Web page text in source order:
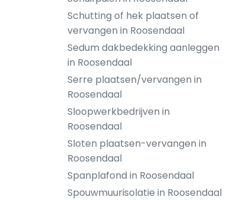
Schutting of hek plaatsen of
vervangen in Roosendaal
Sedum dakbedekking aanleggen
in Roosendaal
Serre plaatsen/vervangen in
Roosendaal
Sloopwerkbedrijven in
Roosendaal
Sloten plaatsen-vervangen in
Roosendaal
Spanplafond in Roosendaal
Spouwmuurisolatie in Roosendaal